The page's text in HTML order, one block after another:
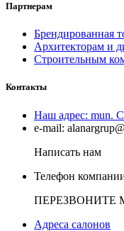
Партнерам
Брендированная
Архитекторам и
Строительным
Контакты
Наш адрес: mun.
e-mail:
Написать нам
Телефон
ПЕРЕЗВОНИТЕ
Адреса салонов